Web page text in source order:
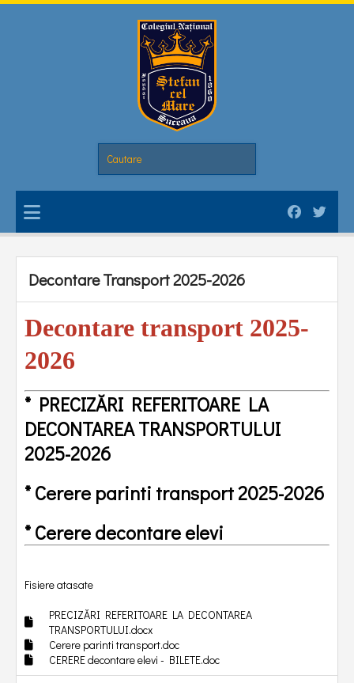
Decontare Transport 2025-2026
Decontare transport 2025-
2026
* PRECIZĂRI REFERITOARE LA
DECONTAREA TRANSPORTULUI
2025-2026
*Cerere parinti transport 2025-2026
*Cerere decontare elevi
Fisiere atasate
PRECIZĂRI REFERITOARE LA DECONTAREA
TRANSPORTULUI.docx
Cerere parinti transport.doc
CERERE decontare elevi - BILETE.doc